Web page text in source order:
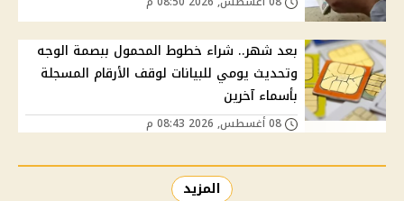
بعد شهر.. شراء خطوط المحمول ببصمة الوجه
وتحديث يومي للبيانات لوقف الأرقام المسجلة
بأسماء آخرين
المزيد